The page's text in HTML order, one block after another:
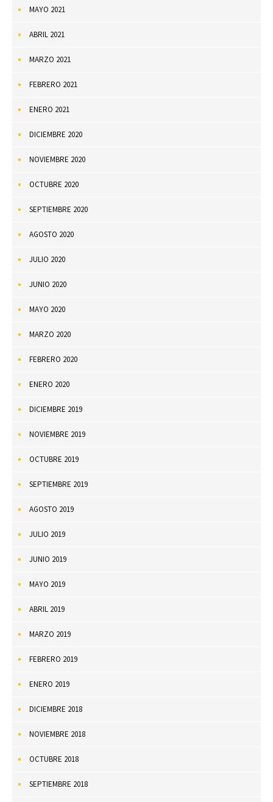
MAYO 2021
ABRIL 2021
MARZO 2021
FEBRERO 2021
ENERO 2021
DICIEMBRE 2020
NOVIEMBRE 2020
OCTUBRE 2020
SEPTIEMBRE 2020
AGOSTO 2020
JULIO 2020
JUNIO 2020
MAYO 2020
MARZO 2020
FEBRERO 2020
ENERO 2020
DICIEMBRE 2019
NOVIEMBRE 2019
OCTUBRE 2019
SEPTIEMBRE 2019
AGOSTO 2019
JULIO 2019
JUNIO 2019
MAYO 2019
ABRIL 2019
MARZO 2019
FEBRERO 2019
ENERO 2019
DICIEMBRE 2018
NOVIEMBRE 2018
OCTUBRE 2018
SEPTIEMBRE 2018